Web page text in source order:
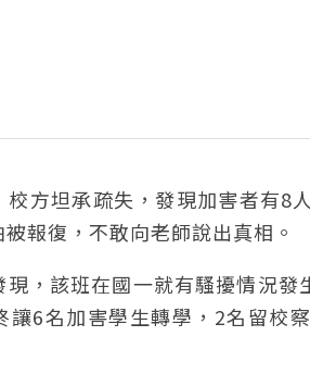
校方坦承疏失，發現加害者有8
報復，不敢向老師說出真相。
，該班在國一就有騷擾情況
讓6名加害學生轉學，2名留校